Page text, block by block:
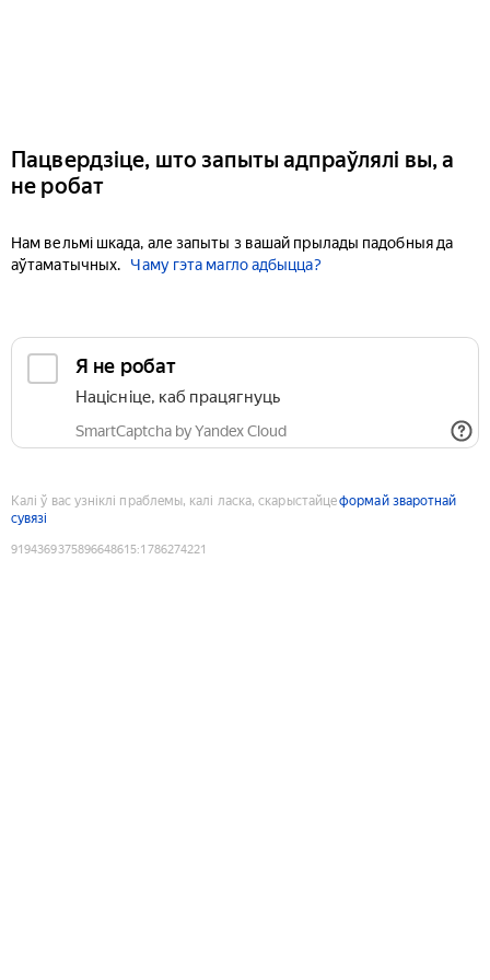
Пацвердзіце, што запыты адпраўлялі вы, а
не робат
Нам вельмі шкада, але запыты з вашай прылады падобныя да
аўтаматычных.
Чаму гэта магло адбыцца?
Я не робат
Націсніце, каб працягнуць
SmartCaptcha by Yandex Cloud
Калі ў вас узніклі праблемы, калі ласка, скарыстайцеформай зваротнай
сувязі
9194369375896648615:1786274221